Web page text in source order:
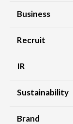
Business
Recruit
IR
Sustainability
Brand